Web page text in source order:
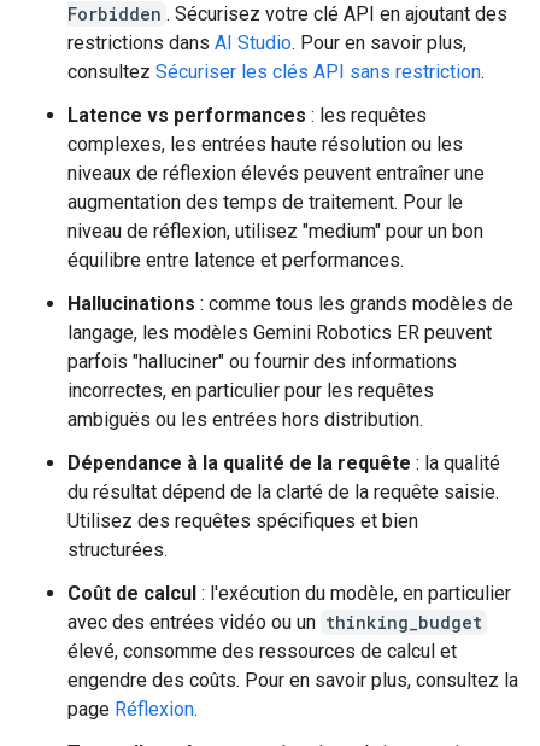
Forbidden . Sécurisez votre clé API en ajoutant des
restrictions dans AI Studio. Pour en savoir plus,
consultez Sécuriser les clés API sans restriction.
Latence vs performances : les requêtes
complexes, les entrées haute résolution ou les
niveaux de réflexion élevés peuvent entraîner une
augmentation des temps de traitement. Pour le
niveau de réflexion, utilisez "medium" pour un bon
équilibre entre latence et performances.
Hallucinations : comme tous les grands modèles de
langage, les modèles Gemini Robotics ER peuvent
parfois "halluciner" ou fournir des informations
incorrectes, en particulier pour les requêtes
ambiguës ou les entrées hors distribution.
Dépendance à la qualité de la requête : la qualité
du résultat dépend de la clarté de la requête saisie.
Utilisez des requêtes spécifiques et bien
structurées.
Coût de calcul : l'exécution du modèle, en particulier
avec des entrées vidéo ou un thinking_budget
élevé, consomme des ressources de calcul et
engendre des coûts. Pour en savoir plus, consultez la
page Réflexion.